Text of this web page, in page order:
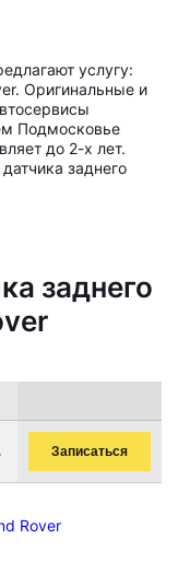
услугу:
Оригинальные и
Подмосковье
до 2-х лет.
заднего
заднего
Записаться
Rover